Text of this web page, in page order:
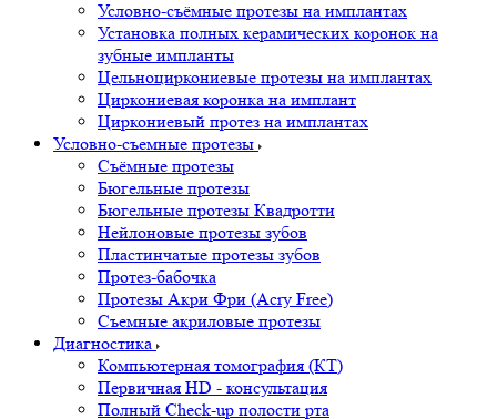
Условно-съёмные протезы на имплантах
Установка полных керамических коронок на
зубные импланты
Цельноциркониевые протезы на имплантах
Циркониевая коронка на имплант
Циркониевый протез на имплантах
Условно-съемные протезы
Съёмные протезы
Бюгельные протезы
Бюгельные протезы Квадротти
Нейлоновые протезы зубов
Пластинчатые протезы зубов
Протез-бабочка
Протезы Акри Фри (Acry Free)
Съемные акриловые протезы
Диагностика
Компьютерная томография (КТ)
Первичная HD - консультация
Полный Check-up полости рта